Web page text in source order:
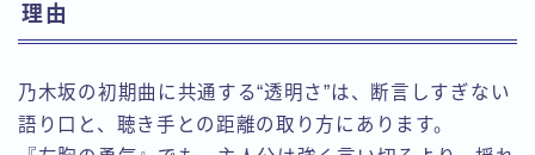
理由
乃木坂の初期曲に共通する“透明さ”は、断言しすぎない
語り口と、聴き手との距離の取り方にあります。